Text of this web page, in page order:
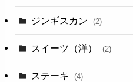
ジンギスカン (2)
スイーツ（洋） (2)
ステーキ (4)